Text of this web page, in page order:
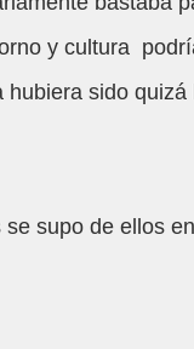
y cultura
hubiera sido quizá